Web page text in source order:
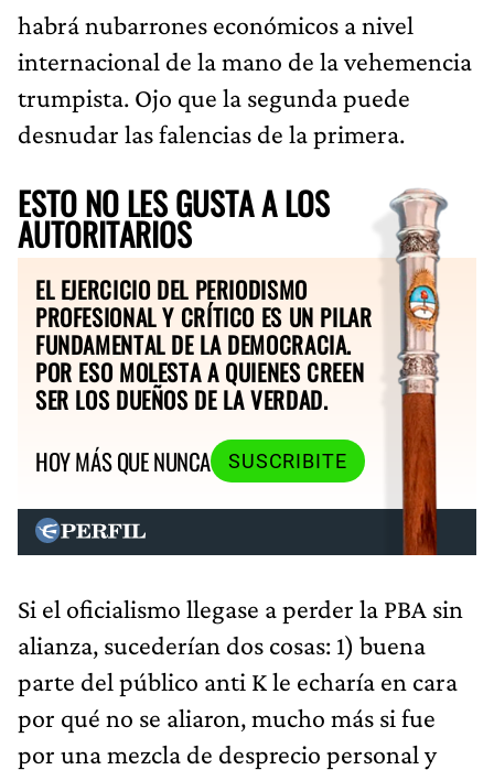
habrá nubarrones económicos a nivel
internacional de la mano de la vehemencia
trumpista. Ojo que la segunda puede
desnudar las falencias de la primera.
ESTO NO LES GUSTA A LOS
AUTORITARIOS
EL EJERCICIO DEL PERIODISMO
PROFESIONAL Y CRÍTICO ES UN PILAR
FUNDAMENTAL DE LA DEMOCRACIA.
POR ESO MOLESTA A QUIENES CREEN
SER LOS DUEÑOS DE LA VERDAD.
HOY MÁS QUE NUNCA
SUSCRIBITE
Si el oficialismo llegase a perder la PBA sin
alianza, sucederían dos cosas: 1) buena
parte del público anti K le echaría en cara
por qué no se aliaron, mucho más si fue
por una mezcla de desprecio personal y